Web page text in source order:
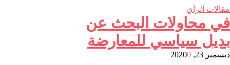
مقالات الرأي
في محاولات البحث عن
بديل سياسي للمعارضة
ديسمبر 23, 2020 0